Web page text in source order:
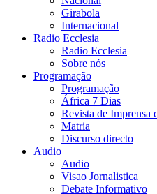
Girabola
Internacional
Radio Ecclesia
Radio Ecclesia
Sobre nós
Programação
Programação
África 7 Dias
Revista de Imprensa
Matria
Discurso directo
Audio
Audio
Visao Jornalistica
Debate Informativo